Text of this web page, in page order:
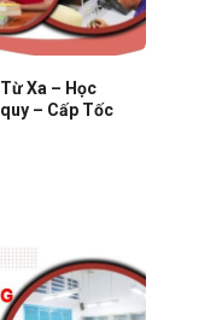
Xa – Học
– Cấp Tốc